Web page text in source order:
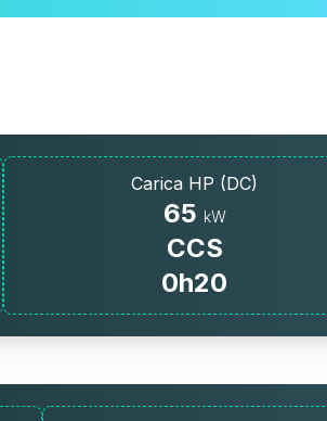
Carica HP (DC)
65 kW
CCS
0h20